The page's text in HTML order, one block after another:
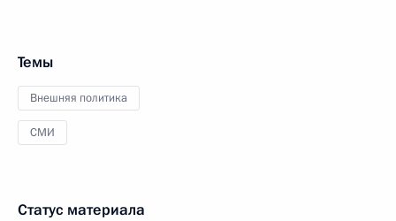
Темы
Внешняя политика
СМИ
Статус материала